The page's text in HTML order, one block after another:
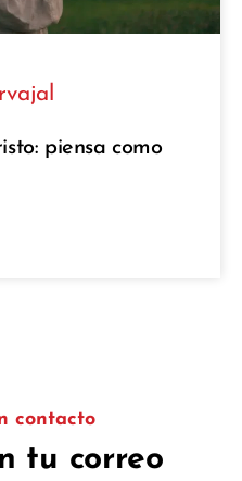
piensa como
contacto
tu correo